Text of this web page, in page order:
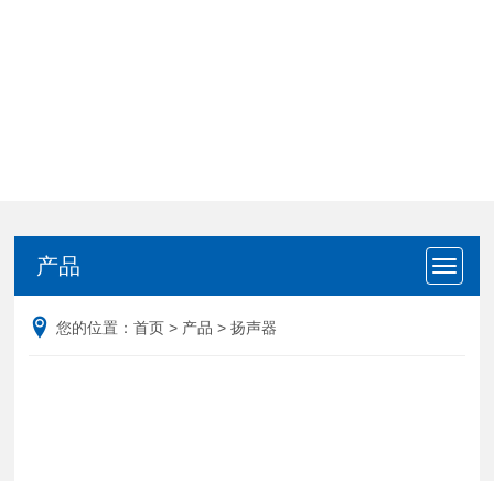
产品
您的位置：首页 > 产品 >扬声器